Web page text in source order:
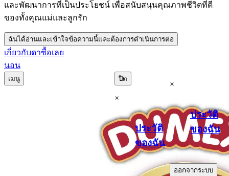
และพัฒนาการที่เป็นประโยชน์ เพื่อสนับสนุนคุณภาพชีวิตที่ดี
ของทั้งคุณแม่และลูกรัก
ฉันได้อ่านและเข้าใจข้อความนี้และต้องการดำเนินการต่อ
เกี่ยวกับดา
นอน
ซื้อเลย
เมนู ปิด
×
ประวัติ
ของฉัน
.
×
ประวัติ
ของฉัน
.
ออกจากระบบ